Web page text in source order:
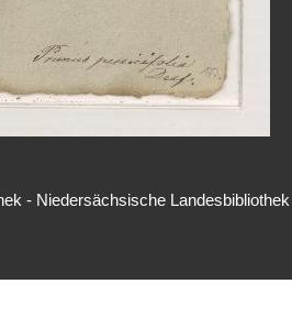
- Niedersächsische Landesbibliothek